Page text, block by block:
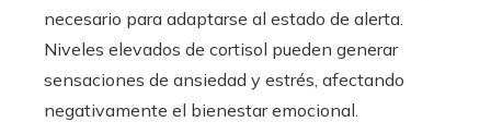
necesario para adaptarse al estado de alerta.
Niveles elevados de cortisol pueden generar
sensaciones de ansiedad y estrés, afectando
negativamente el bienestar emocional.